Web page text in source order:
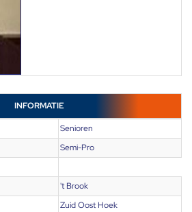
INFORMATIE
Senioren
Semi-Pro
't Brook
Zuid Oost Hoek